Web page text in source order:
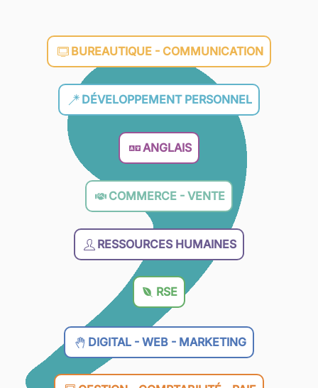
BUREAUTIQUE - COMMUNICATION
DÉVELOPPEMENT PERSONNEL
ANGLAIS
COMMERCE - VENTE
RESSOURCES HUMAINES
RSE
DIGITAL - WEB - MARKETING